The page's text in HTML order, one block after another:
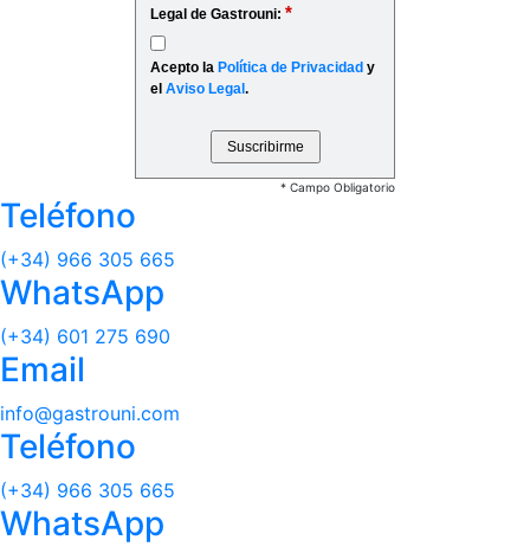
Legal de Gastrouni: *
Acepto la Política de Privacidad y
el Aviso Legal.
* Campo Obligatorio
Teléfono
(+34) 966 305 665
WhatsApp
(+34) 601 275 690
Email
info@gastrouni.com
Teléfono
(+34) 966 305 665
WhatsApp